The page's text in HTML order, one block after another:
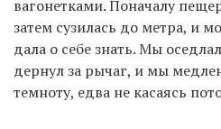
вагонетками. Поначалу
затем сузилась до метра, и
дала о себе знать. Мы
дернул за рычаг, и мы
темноту, едва не касаясь